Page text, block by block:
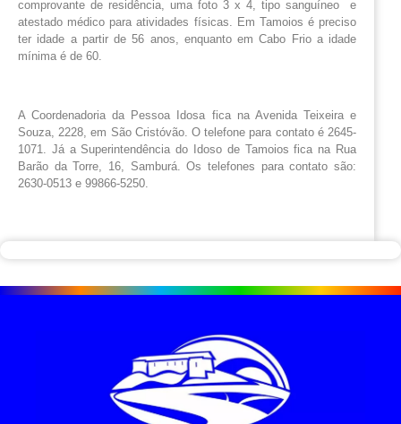
comprovante de residência, uma foto 3 x 4, tipo sanguíneo e
atestado médico para atividades físicas. Em Tamoios é preciso
ter idade a partir de 56 anos, enquanto em Cabo Frio a idade
mínima é de 60.
A Coordenadoria da Pessoa Idosa fica na Avenida Teixeira e
Souza, 2228, em São Cristóvão. O telefone para contato é 2645-
1071. Já a Superintendência do Idoso de Tamoios fica na Rua
Barão da Torre, 16, Samburá. Os telefones para contato são:
2630-0513 e 99866-5250.